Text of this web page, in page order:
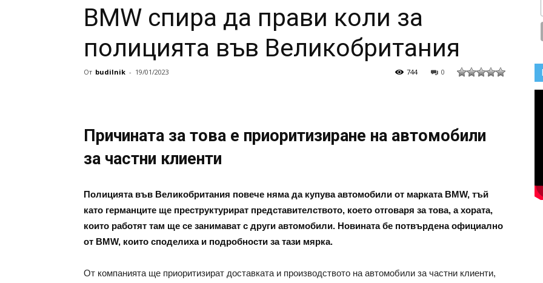
BMW спира да прави коли за
полицията във Великобритания
От budilnik - 19/01/2023 0
744
Причината за това е приоритизиране на автомобили
за частни клиенти
Полицията във Великобритания повече няма да купува автомобили от марката BMW, тъй
като германците ще преструктурират представителството, което отговаря за това, а хората,
които работят там ще се занимават с други автомобили. Новината бе потвърдена официално
от BMW, които споделиха и подробности за тази мярка.
От компанията ще приоритизират доставката и производството на автомобили за частни клиенти,